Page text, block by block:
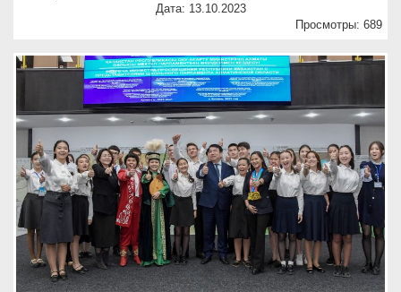
Дата: 13.10.2023
Просмотры: 689